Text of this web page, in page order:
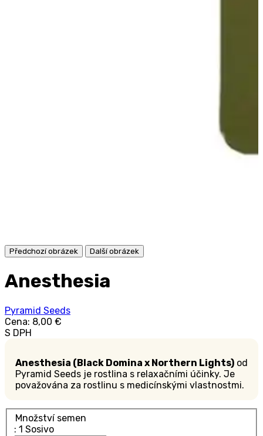
Předchozí obrázek Další obrázek
Anesthesia
Pyramid Seeds
Cena: 8,00 €
S DPH
Anesthesia (Black Domina x Northern Lights) od
Pyramid Seeds je rostlina s relaxačními účinky. Je
považována za rostlinu s medicínskými vlastnostmi.
Množství semen
: 1 Sosivo